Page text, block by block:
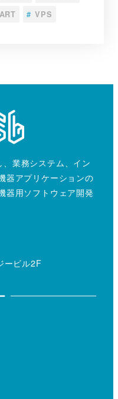
# VPS
業務システム、イン
器アプリケーションの
器用ソフトウェア開発
ービル2F